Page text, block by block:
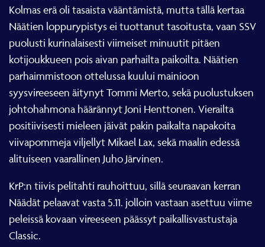
Kolmas erä oli tasaista vääntämistä, mutta tällä kertaa
Näätien loppurypistys ei tuottanut tasoitusta, vaan SSV
puolusti kurinalaisesti viimeiset minuutit pitäen
kotijoukkueen pois aivan parhailta paikoilta. Näätien
parhaimmistoon ottelussa kuului mainioon
syysvireeseen äitynyt Tommi Merto, sekä puolustuksen
johtohahmona häärännyt Joni Henttonen. Vierailta
positiivisesti mieleen jäivät pakin paikalta napakoita
viivapommeja viljellyt Mikael Lax, sekä maalin edessä
alituiseen vaarallinen Juho Järvinen.
KrP:n tiivis pelitahti rauhoittuu, sillä seuraavan kerran
Näädät pelaavat vasta 5.11. jolloin vastaan asettuu viime
peleissä kovaan vireeseen päässyt paikallisvastustaja
Classic.